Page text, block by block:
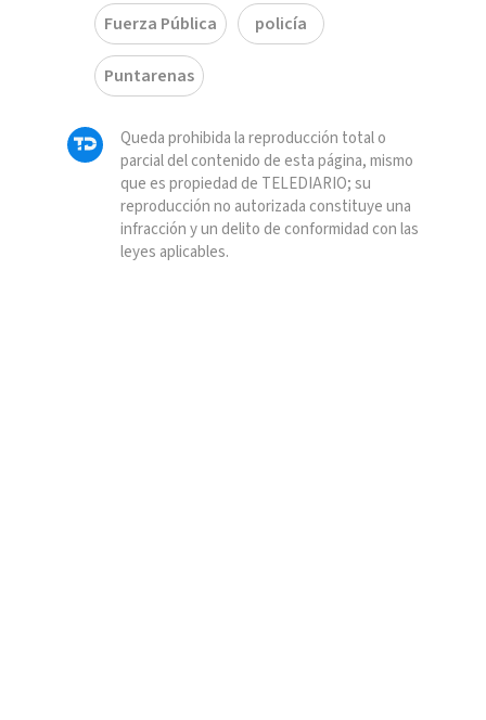
Fuerza Pública policía
Puntarenas
Queda prohibida la reproducción total o
parcial del contenido de esta página, mismo
que es propiedad de TELEDIARIO; su
reproducción no autorizada constituye una
infracción y un delito de conformidad con las
leyes aplicables.